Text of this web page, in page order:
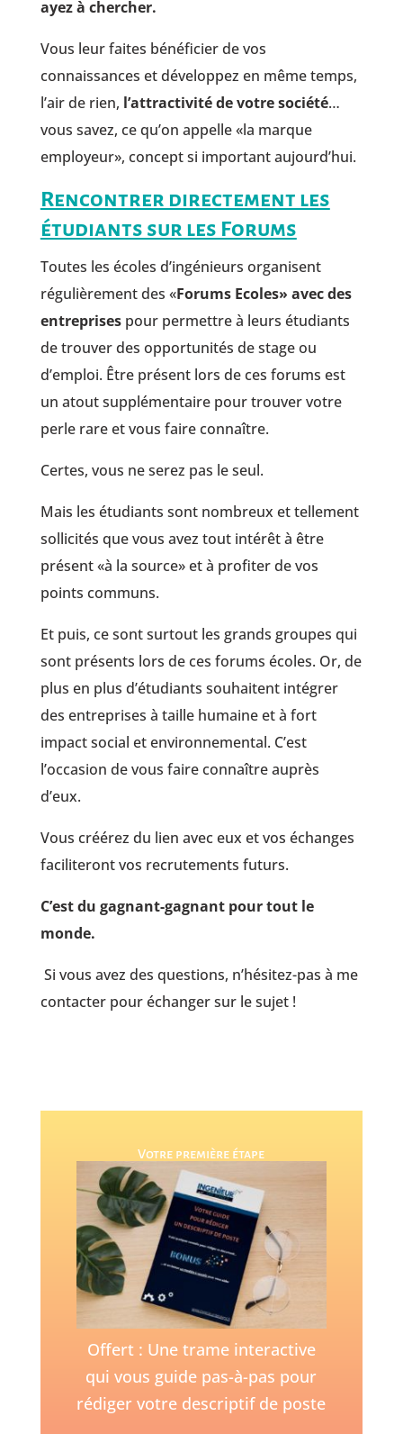
ayez à chercher.
Vous leur faites bénéficier de vos
connaissances et développez en même temps,
l’air de rien, l’attractivité de votre société…
vous savez, ce qu’on appelle «la marque
employeur», concept si important aujourd’hui.
Rencontrer directement les
étudiants sur les Forums
Toutes les écoles d’ingénieurs organisent
régulièrement des «Forums Ecoles» avec des
entreprisespour permettre à leurs étudiants
de trouver des opportunités de stage ou
d’emploi. Être présent lors de ces forums est
un atout supplémentaire pour trouver votre
perle rare et vous faire connaître.
Certes, vous ne serez pas le seul.
Mais les étudiants sont nombreux et tellement
sollicités que vous avez tout intérêt à être
présent «à la source» et à profiter de vos
points communs.
Et puis, ce sont surtout les grands groupes qui
sont présents lors de ces forums écoles. Or, de
plus en plus d’étudiants souhaitent intégrer
des entreprises à taille humaine et à fort
impact social et environnemental. C’est
l’occasion de vous faire connaître auprès
d’eux.
Vous créérez du lien avec eux et vos échanges
faciliteront vos recrutements futurs.
C’est du gagnant-gagnant pour tout le
monde.
Si vous avez des questions, n’hésitez-pas à me
contacter pour échanger sur le sujet !
Votre première étape
Offert : Une trame interactive
qui vous guide pas-à-pas pour
rédiger votre descriptif de poste